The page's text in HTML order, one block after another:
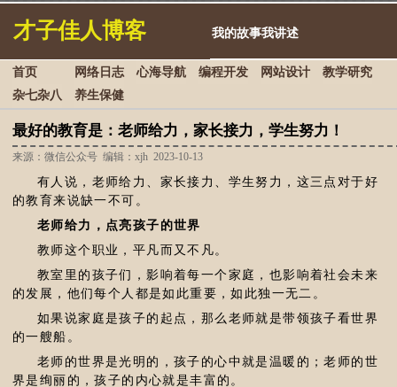
才子佳人博客 我的故事我讲述
首页 网络日志 心海导航 编程开发 网站设计
教学研究
杂七杂八
养生保健
最好的教育是：老师给力，家长接力，学生努力！
来源：微信公众号 编辑：xjh 2023-10-13
有人说，老师给力、家长接力、学生努力，这三点对于好
的教育来说缺一不可。
老师给力，点亮孩子的世界
教师这个职业，平凡而又不凡。
教室里的孩子们，影响着每一个家庭，也影响着社会未来
的发展，他们每个人都是如此重要，如此独一无二。
如果说家庭是孩子的起点，那么老师就是带领孩子看世界
的一艘船。
老师的世界是光明的，孩子的心中就是温暖的；老师的世
界是绚丽的，孩子的内心就是丰富的。